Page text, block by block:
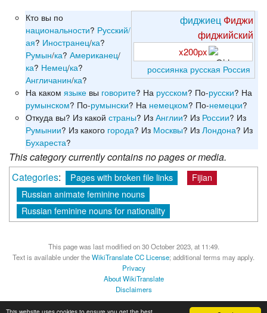
фиджиец Фиджи
фиджийский
x200px
россиянка русская Россия
Кто вы по
национальности? Русский/
ая? Иностранец/ка?
Румын/ка?Американец/
ка? Немец/ка?
Англичанин/ка?
На какомязыке вы говорите? На русском? По-русски? На
румынском? По-румынски? На немецком? По-немецки?
Откуда вы? Из какойстраны? ИзАнглии? Из России? Из
Румынии? Из какого города? Из Москвы? ИзЛондона? Из
Бухареста?
This category currently contains no pages or media.
Categories: Pages with broken file links
Fijian
Russian animate feminine nouns
Russian feminine nouns for nationality
This page was last modified on 30 October 2023, at 11:49.
Text is available under theWikiTranslate CC License; additional terms may apply.
Privacy
About WikiTranslate
Disclaimers
MediaWikiPowered by Semantic MediaWiki